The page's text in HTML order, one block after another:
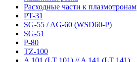
Расходные части к плазмотронам
PT-31
SG-55 / AG-60 (WSD60-P)
SG-51
P-80
TZ-100
A 101 (LT 101) // A 141 (LT 141)